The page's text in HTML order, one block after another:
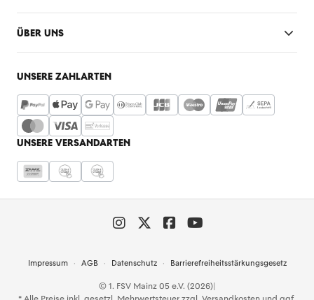
ÜBER UNS
UNSERE ZAHLARTEN
UNSERE VERSANDARTEN
Impressum AGB Datenschutz Barrierefreiheitsstärkungsgesetz
© 1. FSV Mainz 05 e.V. (2026)|